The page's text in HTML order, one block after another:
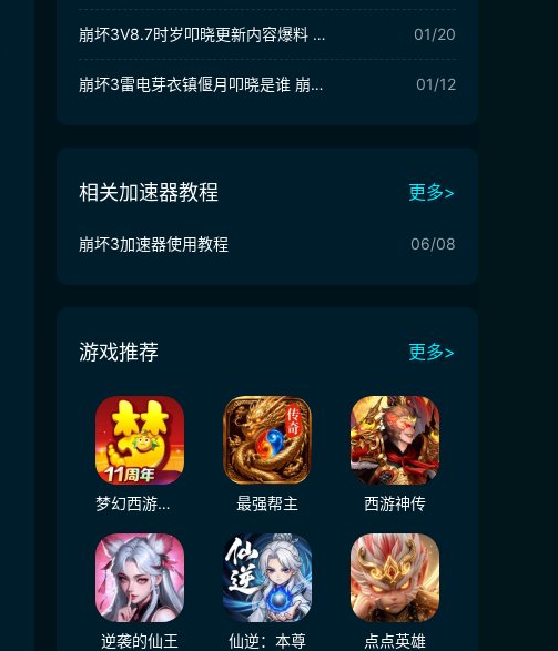
崩坏3V8.7时岁叩晓更新内容爆料 崩坏3V8.7版本活动介绍 01/20
崩坏3雷电芽衣镇偃月叩晓是谁 崩坏3雷电芽衣镇偃月叩晓爆料 01/12
相关加速器教程 更多>
崩坏3加速器使用教程 06/08
游戏推荐 更多>
梦幻西游（大陆服） 最强帮主 西游神传
逆袭的仙王 仙逆：本尊 点点英雄